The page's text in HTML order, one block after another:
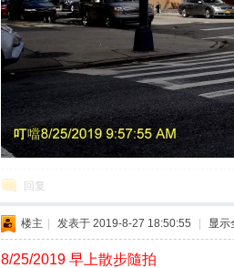
回复
楼主 发表于 2019-8-27 18:50:55 显示
8/25/2019 早上散步隨拍